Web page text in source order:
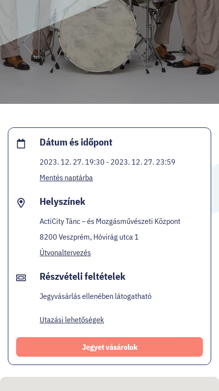
KARRIER
EN
Dátum és időpont
2023. 12. 27. 19:30 - 2023. 12. 27. 23:59
Mentés naptárba
Helyszínek
ActiCity Tánc – és Mozgásművészeti Központ
8200 Veszprém, Hóvirág utca 1
Útvonaltervezés
Részvételi feltételek
Jegyvásárlás ellenében látogatható
Utazási lehetőségek
Jegyet vásárolok